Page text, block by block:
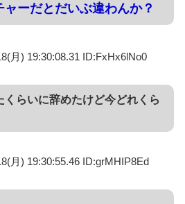
ャーだとだいぶ違わんか？
月) 19:30:08.31 ID:FxHx6lNo0
らいに辞めたけど今どれくら
月) 19:30:55.46 ID:grMHIP8Ed